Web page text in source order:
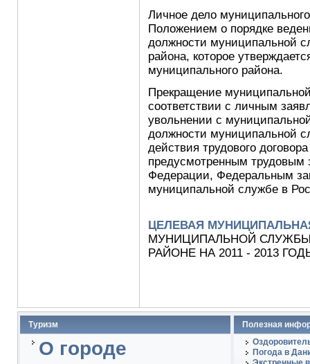
Личное дело
Положением о порядке
должности муниципальной
района, которое
муниципального района.
Прекращение
соответствии с личным
увольнении с
должности муниципальной
действия трудового
предусмотренным трудовым
Федерации, Федеральным
муниципальной службе в
ЦЕЛЕВАЯ
МУНИЦИПАЛЬНОЙ
РАЙОНЕ НА 2011 - 2013
Туризм
О городе
Полезная
Погода в